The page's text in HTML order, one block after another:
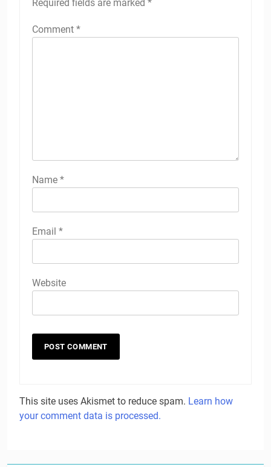
Required fields are marked *
Comment *
Name *
Email *
Website
This site uses Akismet to reduce spam. Learn how
your comment data is processed.